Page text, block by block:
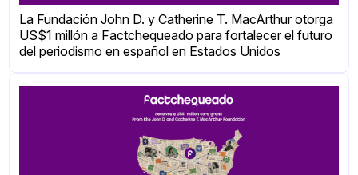
La Fundación John D. y Catherine T. MacArthur otorga
US$1 millón a Factchequeado para fortalecer el futuro
del periodismo en español en Estados Unidos